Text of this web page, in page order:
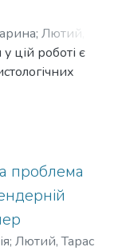
; Лютий,
цій роботі є
образ
специфіки
Христа у
рецепції
студій.
проблема
; Лютий, Тарас